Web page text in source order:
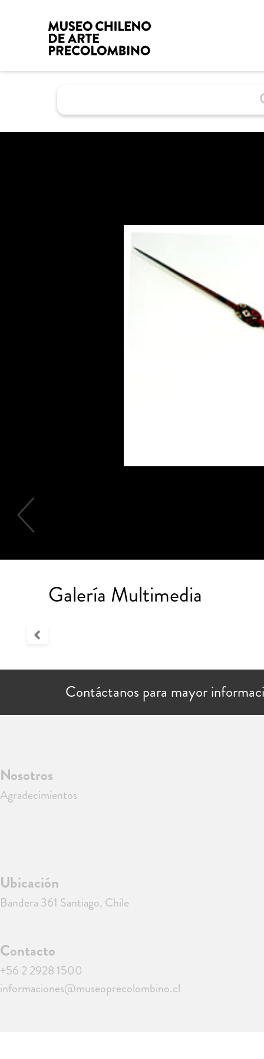
Galería Multimedia
Contáctanos para mayor
Nosotros
Agradecimientos
Ubicación
Bandera 361 Santiago, Chile
Contacto
+56 2 2928 1500
informaciones@museoprecolombino.cl